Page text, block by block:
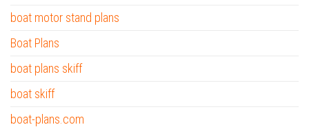
boat motor stand plans
Boat Plans
boat plans skiff
boat skiff
boat-plans.com